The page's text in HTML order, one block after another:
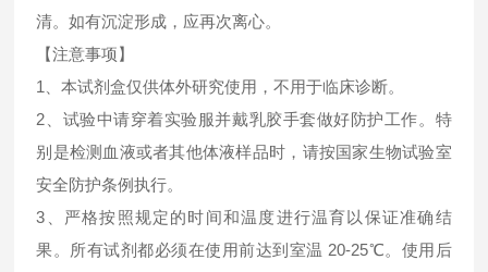
清。如有沉淀形成，应再次离心。
【注意事项】
1、本试剂盒仅供体外研究使用，不用于临床诊断。
2、试验中请穿着实验服并戴乳胶手套做好防护工作。特
别是检测血液或者其他体液样品时，请按国家生物试验室
安全防护条例执行。
3、严格按照规定的时间和温度进行温育以保证准确结
果。所有试剂都必须在使用前达到室温 20-25℃。使用后